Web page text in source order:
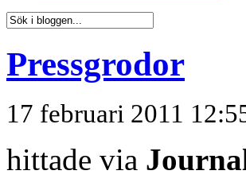
Pressgrodor
17 februari 2011
hittade via